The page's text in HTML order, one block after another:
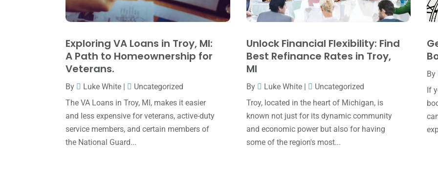
Exploring VA Loans in Troy, MI:
A Path to Homeownership for
Veterans.
By Luke White
Uncategorized
The VA Loans in Troy, MI, makes it easier
and less expensive for veterans, active-duty
service members, and certain members of
the National Guard...
Unlock Financial Flexibility: Find
Best Refinance Rates in Troy,
MI
By Luke White|
Uncategorized
Troy, located in the heart of Michigan, is
known not just for its dynamic community
and economic power but also for having
some of the region's most...
By
If